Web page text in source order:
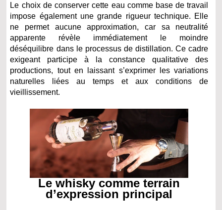
Le choix de conserver cette eau comme base de travail
impose également une grande rigueur technique. Elle
ne permet aucune approximation, car sa neutralité
apparente révèle immédiatement le moindre
déséquilibre dans le processus de distillation. Ce cadre
exigeant participe à la constance qualitative des
productions, tout en laissant s’exprimer les variations
naturelles liées au temps et aux conditions de
vieillissement.
Le whisky comme terrain
d’expression principal